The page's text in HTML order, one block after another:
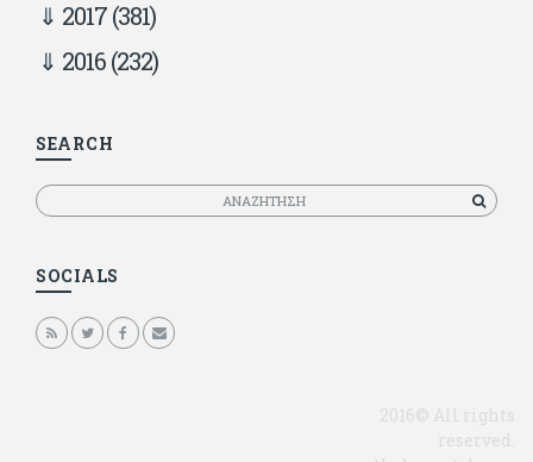
2017(381)
2016(232)
SEARCH
Αναζητηση
SOCIALS